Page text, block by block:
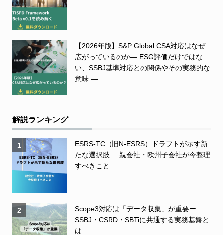
【2026年版】S&P Global CSA対応はなぜ
広がっているのか― ESG評価だけではな
い、SSBJ基準対応との関係やその実務的な
意味 ―
解説ランキング
1
ESRS-TC（旧N-ESRS）ドラフトが示す新
たな選択肢──親会社・欧州子会社が今整理
すべきこと
2
Scope3対応は「データ収集」が重要ー
SSBJ・CSRD・SBTiに共通する実務基盤と
は